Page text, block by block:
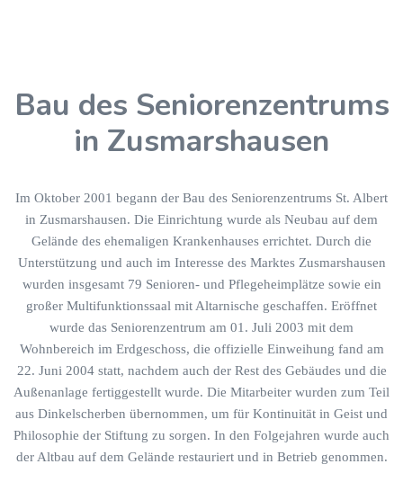
Bau des Seniorenzentrums
in Zusmarshausen
Im Oktober 2001 begann der Bau des Seniorenzentrums St. Albert
in Zusmarshausen. Die Einrichtung wurde als Neubau auf dem
Gelände des ehemaligen Krankenhauses errichtet. Durch die
Unterstützung und auch im Interesse des Marktes Zusmarshausen
wurden insgesamt 79 Senioren- und Pflegeheimplätze sowie ein
großer Multifunktionssaal mit Altarnische geschaffen. Eröffnet
wurde das Seniorenzentrum am 01. Juli 2003 mit dem
Wohnbereich im Erdgeschoss, die offizielle Einweihung fand am
22. Juni 2004 statt, nachdem auch der Rest des Gebäudes und die
Außenanlage fertiggestellt wurde. Die Mitarbeiter wurden zum Teil
aus Dinkelscherben übernommen, um für Kontinuität in Geist und
Philosophie der Stiftung zu sorgen. In den Folgejahren wurde auch
der Altbau auf dem Gelände restauriert und in Betrieb genommen.